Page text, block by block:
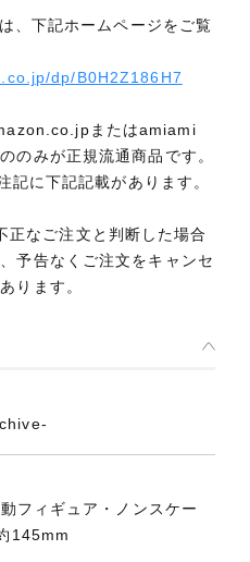
、下記ホームページをご覧
dp/B0H2Z186H7
またはamiami
のみが正規流通商品です。
に下記記載があります。
なご注文と判断した場合
予告なくご注文をキャンセ
ります。
フィギュア・ノンスケー
145mm